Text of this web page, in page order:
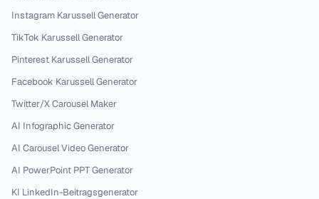
Instagram Karussell Generator
TikTok Karussell Generator
Pinterest Karussell Generator
Facebook Karussell Generator
Twitter/X Carousel Maker
AI Infographic Generator
AI Carousel Video Generator
AI PowerPoint PPT Generator
KI LinkedIn-Beitragsgenerator